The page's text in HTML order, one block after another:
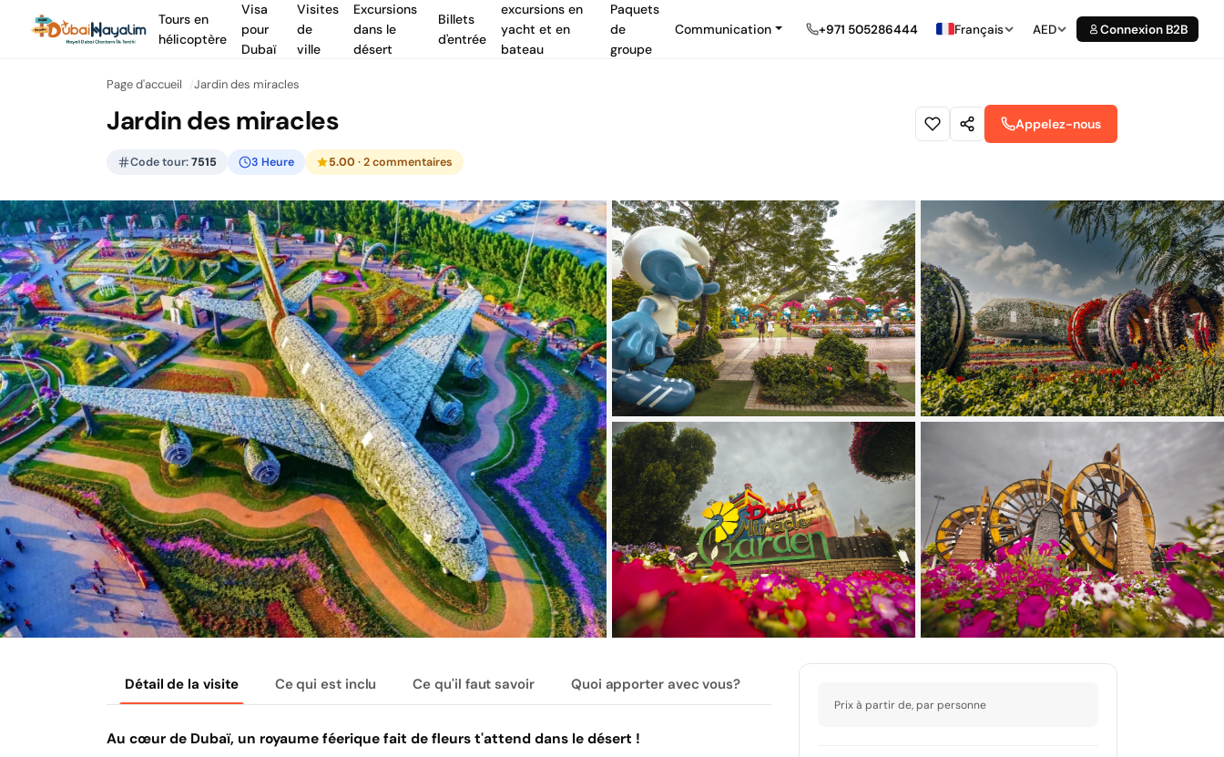
Tours en
hélicoptère
Visa
pour
Dubaï
Visites
de
ville
Excursions
dans le
désert
Billets
d'entrée
excursions en
yacht et en
bateau
Paquets
de
groupe
Communication +971 505286444 Français AED Connexion B2B
Page d'accueil Jardin des miracles
Jardin des miracles
Code tour:7515 3 Heure 5.00 · 2 commentaires
Appelez-nous
Détail de la visite Ce qui est inclu Ce qu'il faut savoir Quoi apporter avec vous?
Au cœur de Dubaï, un royaume féerique fait de fleurs t'attend dans le désert !
Prix à partir de, par personne